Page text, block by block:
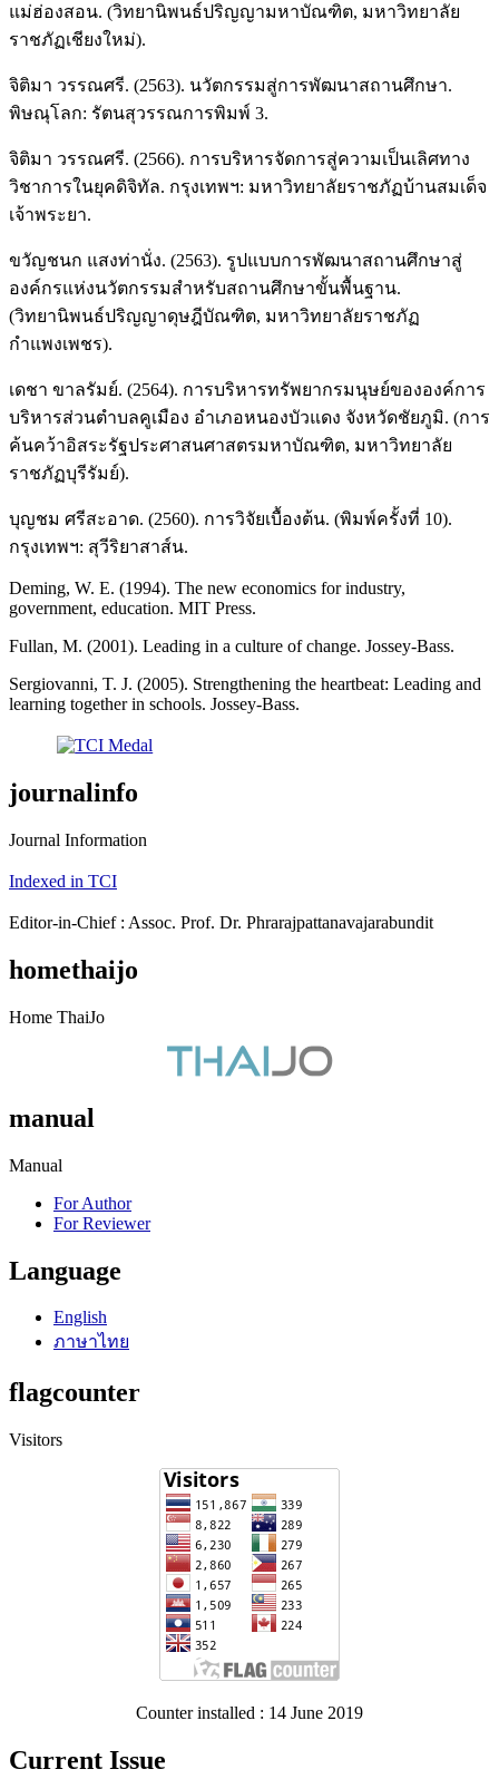
แม่ฮ่องสอน. (วิทยานิพนธ์ปริญญามหาบัณฑิต, มหาวิทยาลัย
ราชภัฏเชียงใหม่).
จิติมา วรรณศรี. (2563). นวัตกรรมสู่การพัฒนาสถานศึกษา.
พิษณุโลก: รัตนสุวรรณการพิมพ์ 3.
จิติมา วรรณศรี. (2566). การบริหารจัดการสู่ความเป็นเลิศทาง
วิชาการในยุคดิจิทัล. กรุงเทพฯ: มหาวิทยาลัยราชภัฏบ้านสมเด็จ
เจ้าพระยา.
ขวัญชนก แสงท่านั่ง. (2563). รูปแบบการพัฒนาสถานศึกษาสู่
องค์กรแห่งนวัตกรรมสำหรับสถานศึกษาขั้นพื้นฐาน.
(วิทยานิพนธ์ปริญญาดุษฎีบัณฑิต, มหาวิทยาลัยราชภัฏ
กำแพงเพชร).
เดชา ขาลรัมย์. (2564). การบริหารทรัพยากรมนุษย์ขององค์การ
บริหารส่วนตำบลคูเมือง อำเภอหนองบัวแดง จังหวัดชัยภูมิ. (การ
ค้นคว้าอิสระรัฐประศาสนศาสตรมหาบัณฑิต, มหาวิทยาลัย
ราชภัฏบุรีรัมย์).
บุญชม ศรีสะอาด. (2560). การวิจัยเบื้องต้น. (พิมพ์ครั้งที่ 10).
กรุงเทพฯ: สุวีริยาสาส์น.
Deming, W. E. (1994). The new economics for industry,
government, education. MIT Press.
Fullan, M. (2001). Leading in a culture of change. Jossey-Bass.
Sergiovanni, T. J. (2005). Strengthening the heartbeat: Leading and
learning together in schools. Jossey-Bass.
journalinfo
Journal Information
Indexed in TCI
Editor-in-Chief : Assoc. Prof. Dr. Phrarajpattanavajarabundit
homethaijo
Home ThaiJo
manual
Manual
For Author
For Reviewer
Language
English
ภาษาไทย
flagcounter
Visitors
Counter installed : 14 June 2019
Current Issue